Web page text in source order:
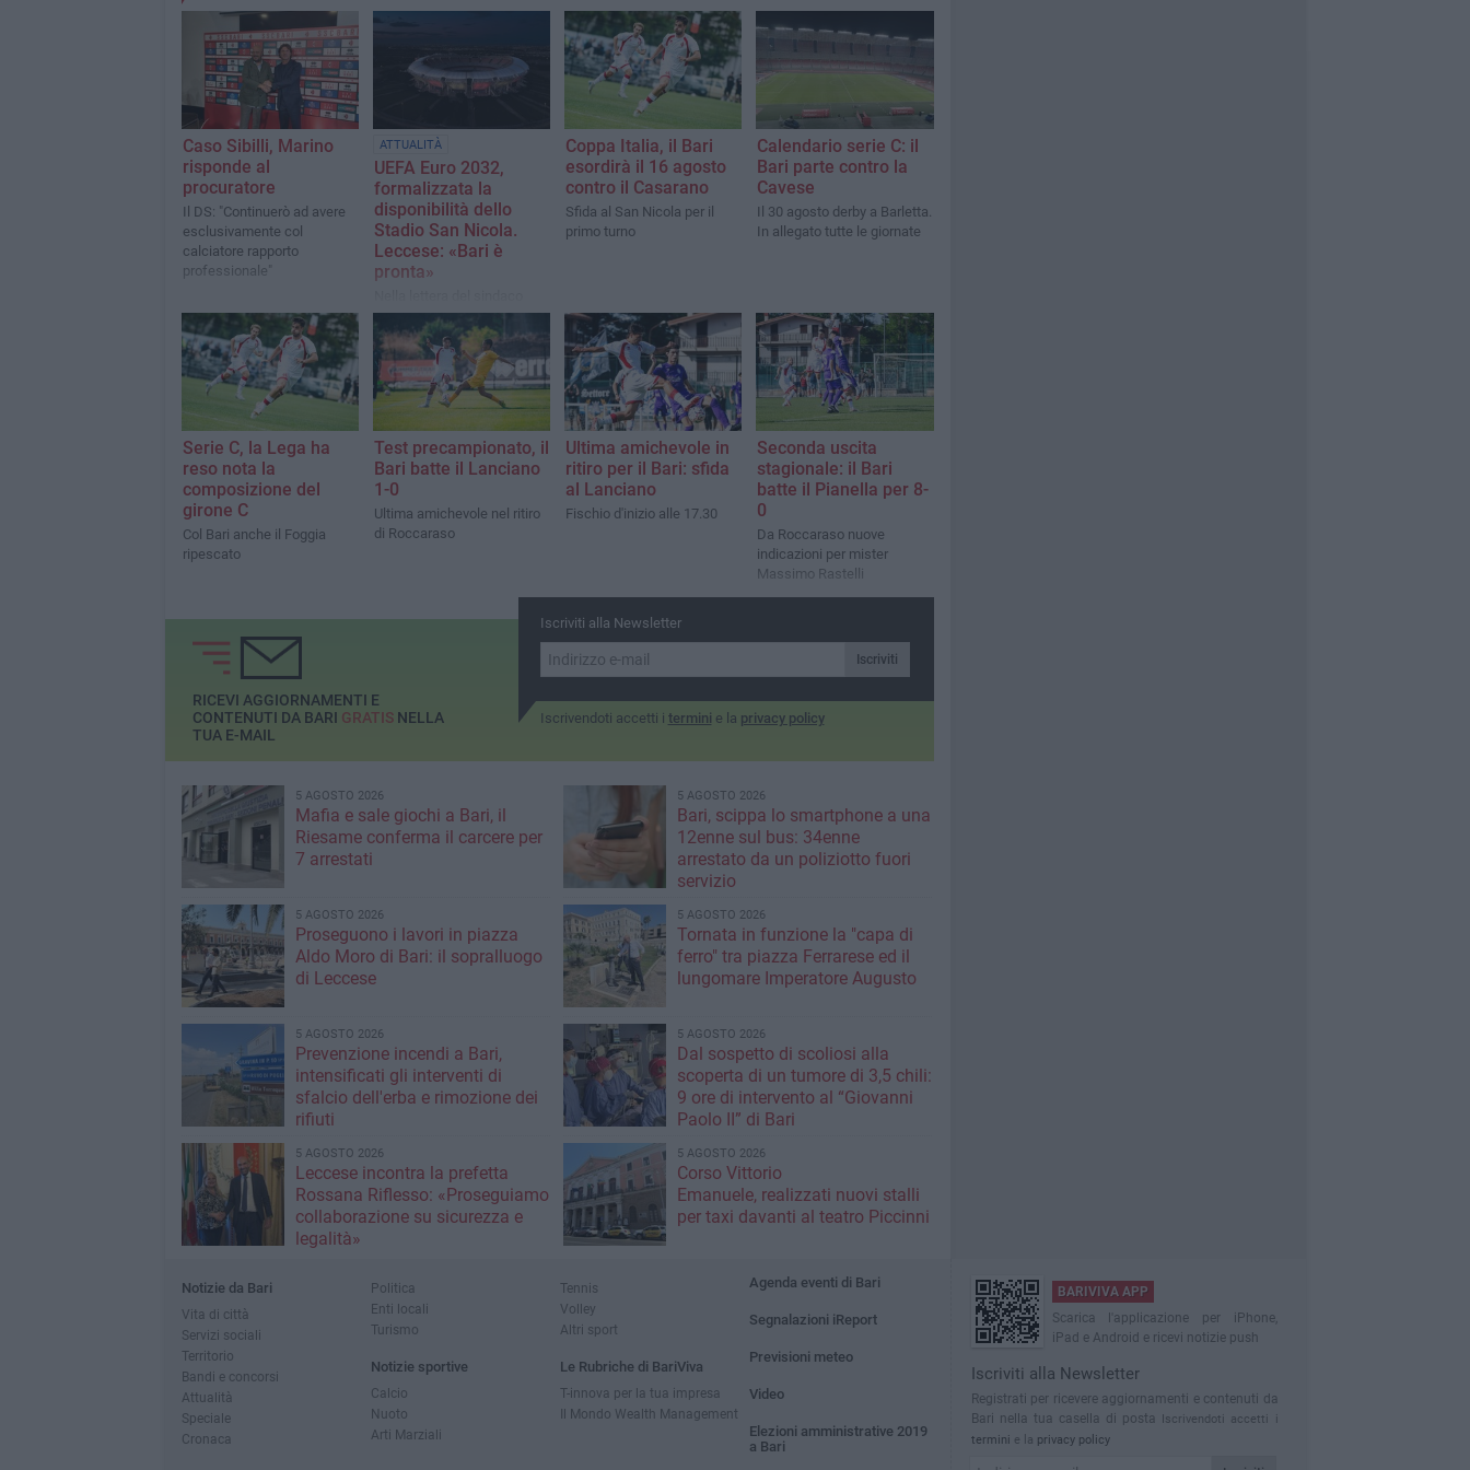
Caso Sibilli, Marino
risponde al
procuratore
Il DS: "Continuerò ad avere
esclusivamente col
calciatore rapporto
professionale"
ATTUALITÀ
UEFA Euro 2032,
formalizzata la
disponibilità dello
Stadio San Nicola.
Leccese: «Bari è
pronta»
richiama la necessità di
individuare un percorso
sostenibile sotto il profilo
economico
Coppa Italia, il Bari
esordirà il 16 agosto
contro il Casarano
Sfida al San Nicola per il
primo turno
Calendario serie C: il
Bari parte contro la
Cavese
Il 30 agosto derby a Barletta.
In allegato tutte le giornate
Serie C, la Lega ha
reso nota la
composizione del
girone C
Col Bari anche il Foggia
ripescato
Test precampionato, il
Bari batte il Lanciano
1-0
Ultima amichevole nel ritiro
di Roccaraso
Ultima amichevole in
ritiro per il Bari: sfida
al Lanciano
Fischio d'inizio alle 17.30
Seconda uscita
stagionale: il Bari
batte il Pianella per 8-
0
Da Roccaraso nuove
indicazioni per mister
Massimo Rastelli
Iscriviti alla Newsletter
Iscriviti
Iscrivendoti accetti i termini e la privacy policy
RICEVI AGGIORNAMENTI E
CONTENUTI DA BARI GRATISNELLA
TUA E-MAIL
5 AGOSTO 2026
Mafia e sale giochi a Bari, il
Riesame conferma il carcere per
7 arrestati
5 AGOSTO 2026
Bari, scippa lo smartphone a una
12enne sul bus: 34enne
arrestato da un poliziotto fuori
servizio
5 AGOSTO 2026
Proseguono i lavori in piazza
Aldo Moro di Bari: il sopralluogo
di Leccese
5 AGOSTO 2026
Tornata in funzione la "capa di
ferro" tra piazza Ferrarese ed il
lungomare Imperatore Augusto
5 AGOSTO 2026
Prevenzione incendi a Bari,
intensificati gli interventi di
sfalcio dell'erba e rimozione dei
rifiuti
5 AGOSTO 2026
Dal sospetto di scoliosi alla
scoperta di un tumore di 3,5 chili:
9 ore di intervento al “Giovanni
Paolo II” di Bari
5 AGOSTO 2026
Leccese incontra la prefetta ​
Rossana Riflesso: «Proseguiamo
collaborazione su sicurezza e
legalità»
5 AGOSTO 2026
Corso Vittorio
Emanuele, realizzati nuovi stalli
per taxi davanti al teatro Piccinni
Notizie da Bari
Vita di città
Servizi sociali
Territorio
Bandi e concorsi
Attualità
Speciale
Cronaca
Politica
Enti locali
Turismo
Notizie sportive
Calcio
Nuoto
Arti Marziali
Tennis
Volley
Altri sport
Le Rubriche di BariViva
T-innova per la tua impresa
Il Mondo Wealth Management
Agenda eventi di Bari
Segnalazioni iReport
Previsioni meteo
Video
Elezioni amministrative 2019
a Bari
BARIVIVA APP
Scarica l'applicazione per iPhone,
iPad e Android e ricevi notizie push
Iscriviti alla Newsletter
Registrati per ricevere aggiornamenti e contenuti da
Bari nella tua casella di posta
Iscrivendoti accetti i
termini e la privacy policy